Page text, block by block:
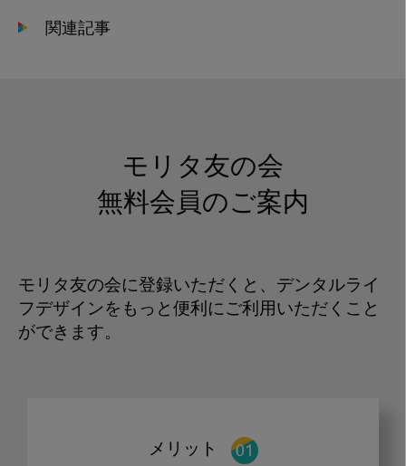
関連記事
モリタ友の会
無料会員のご案内
モリタ友の会に登録いただくと、デンタルライ
フデザインをもっと便利にご利用いただくこと
ができます。
メリット